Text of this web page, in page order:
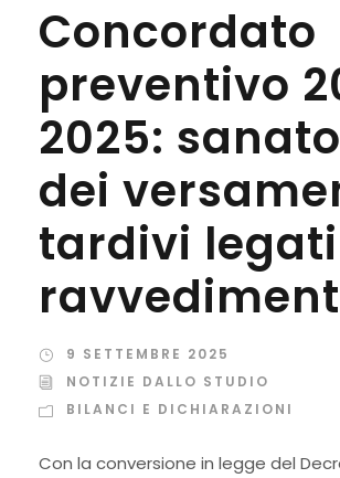
Concordato
preventivo
2025:
dei
tardivi
9 SETTEMBRE 2025
NOTIZIE DALLO STUDIO
BILANCI E DICHIARAZIONI
Con la conversione in legge del